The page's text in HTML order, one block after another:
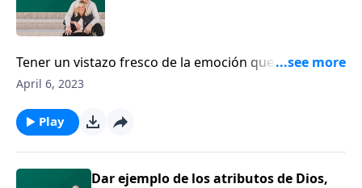
Tener un vistazo fresco de la emoción que rodeó los
últimos momentos de la vida de Cristo, de lo cual
la temporada de la Pascua de una forma diferente a
cualquiera que haya experimentado antes.
April 6, 2023
Play
Dar ejemplo de los atributos de Dios,